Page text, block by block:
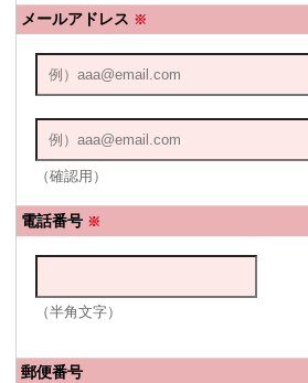
メールアドレス ※
（確認用）
電話番号 ※
（半角文字）
郵便番号